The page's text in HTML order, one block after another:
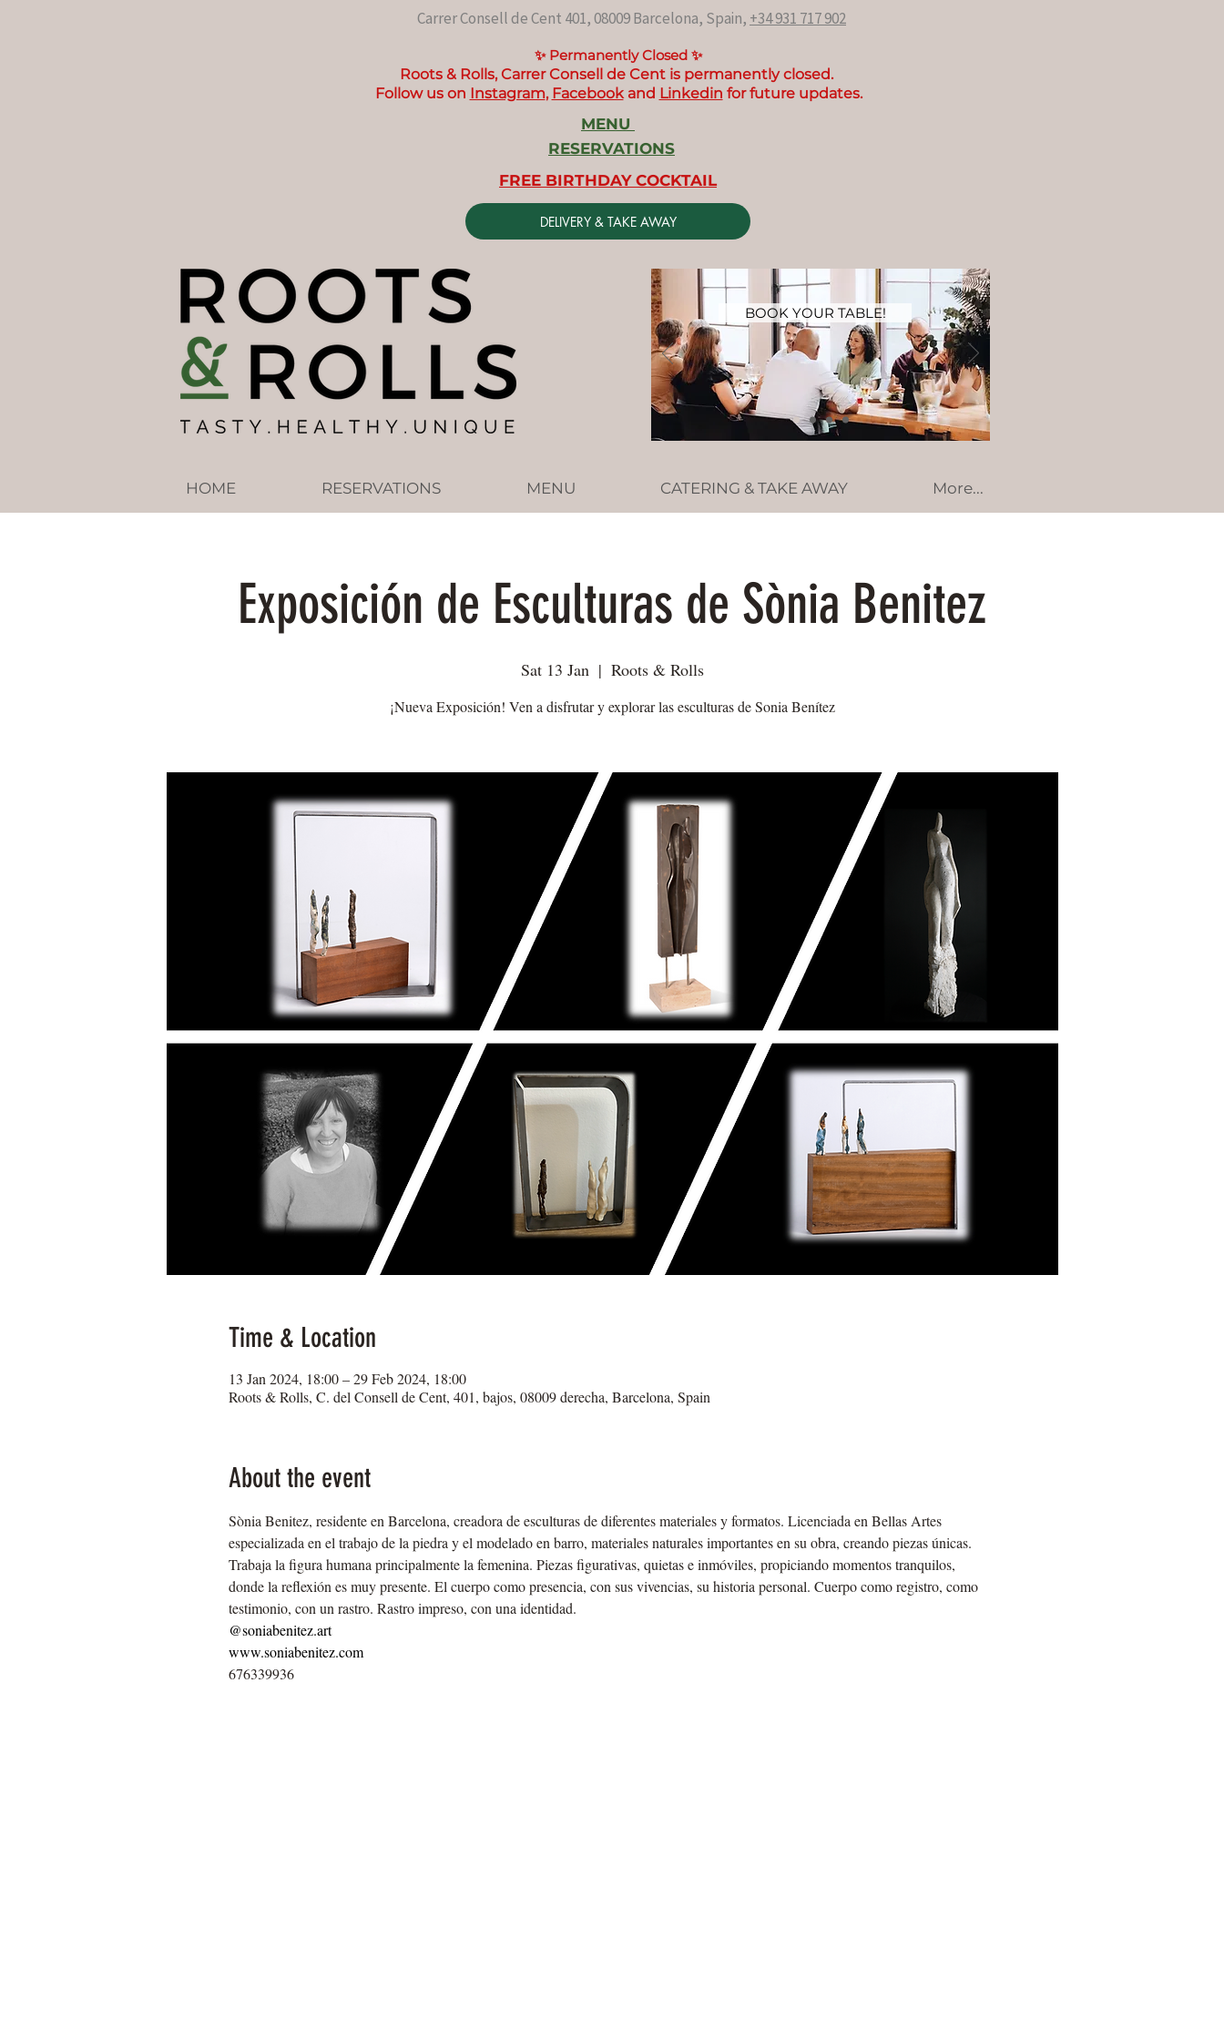
Carrer Consell de Cent 401, 08009 Barcelona, Spain, +34 931 717 902
✨ Permanently Closed ✨
Roots & Rolls, Carrer Consell de Cent is permanently closed.
Follow us on Instagram, Facebookand Linkedin for future updates.
MENU
RESERVATIONS
FREE BIRTHDAY COCKTAIL
DELIVERY & TAKE AWAY
BOOK YOUR TABLE!
HOME RESERVATIONS MENU CATERING & TAKE AWAY More...
Exposición de Esculturas de Sònia Benitez
Sat 13 Jan
  |
Roots & Rolls
¡Nueva Exposición! Ven a disfrutar y explorar las esculturas de Sonia Benítez
Time & Location
13 Jan 2024, 18:00 – 29 Feb 2024, 18:00
Roots & Rolls, C. del Consell de Cent, 401, bajos, 08009 derecha, Barcelona, Spain
About the event
Sònia Benitez, residente en Barcelona, creadora de esculturas de diferentes materiales y formatos. Licenciada en Bellas Artes
especializada en el trabajo de la piedra y el modelado en barro, materiales naturales importantes en su obra, creando piezas únicas.
Trabaja la figura humana principalmente la femenina. Piezas figurativas, quietas e inmóviles, propiciando momentos tranquilos,
donde la reflexión es muy presente. El cuerpo como presencia, con sus vivencias, su historia personal. Cuerpo como registro, como
testimonio, con un rastro. Rastro impreso, con una identidad.
@soniabenitez.art
www.soniabenitez.com
676339936